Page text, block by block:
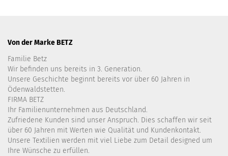
Von der Marke BETZ
Familie Betz
Wir befinden uns bereits in 3. Generation.
Unsere Geschichte beginnt bereits vor über 60 Jahren in
Ödenwaldstetten.
FIRMA BETZ
Ihr Familienunternehmen aus Deutschland.
Zufriedene Kunden sind unser Anspruch. Dies schaffen wir seit
über 60 Jahren mit Werten wie Qualität und Kundenkontakt.
Unsere Textilien werden mit viel Liebe zum Detail designed um
Ihre Wünsche zu erfüllen.